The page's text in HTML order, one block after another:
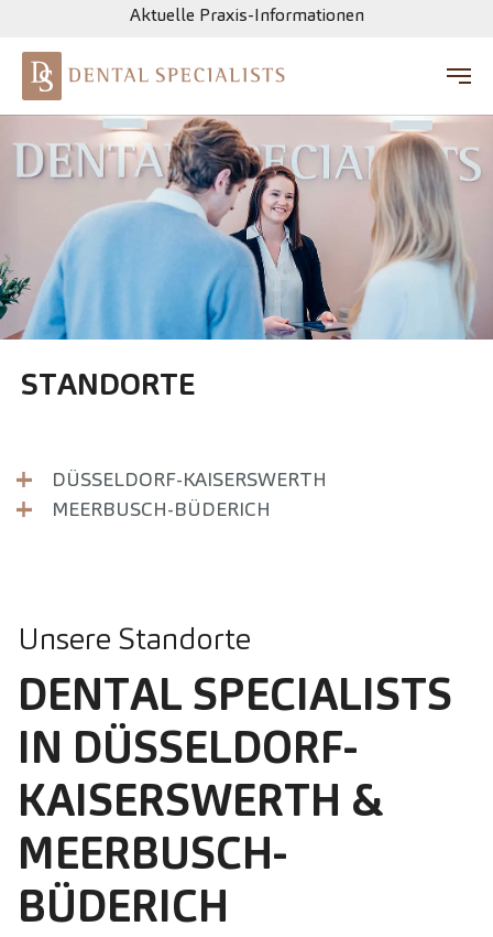
Zum Hauptinhalt springen
Aktuelle Praxis-Informationen
STANDORTE
DÜSSELDORF-KAISERSWERTH
MEERBUSCH-BÜDERICH
Unsere Standorte
DENTAL SPECIALISTS
IN DÜSSELDORF-
KAISERSWERTH &
MEERBUSCH-
BÜDERICH